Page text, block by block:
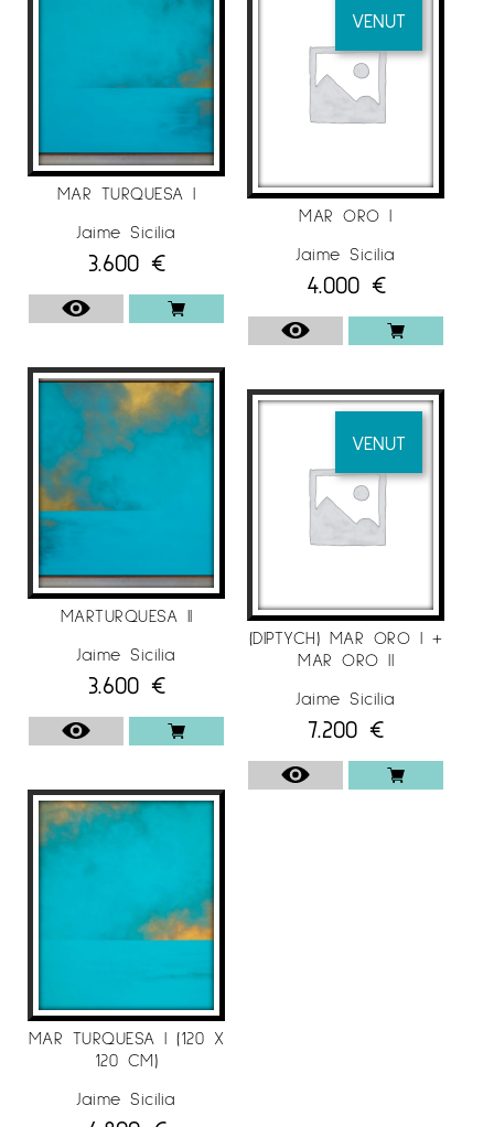
MAR TURQUESA I
Jaime Sicilia
3.600 €
MARTURQUESA II
Jaime Sicilia
3.600 €
MAR TURQUESA I (120 X
120 CM)
Jaime Sicilia
VENUT
MAR ORO I
Jaime Sicilia
4.000 €
VENUT
(DIPTYCH) MAR ORO I +
MAR ORO II
Jaime Sicilia
7.200 €